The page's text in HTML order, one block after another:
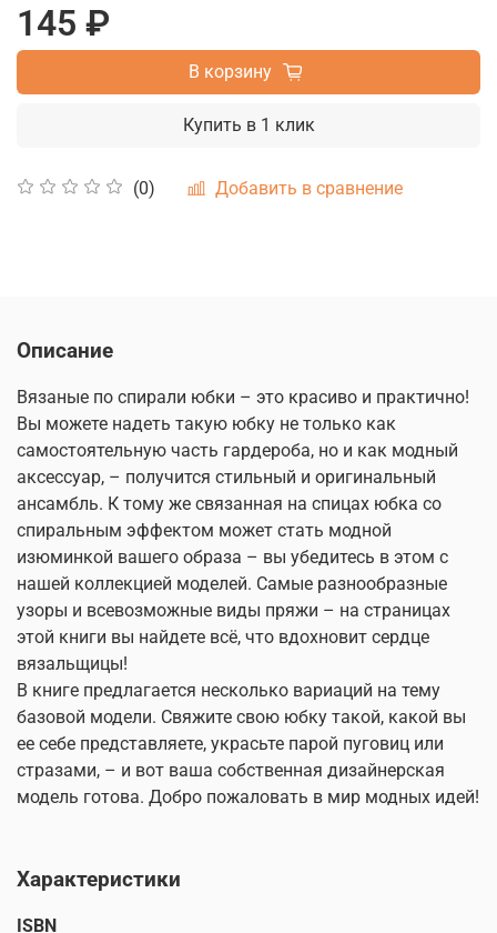
(0) Добавить в сравнение
145 ₽
В корзину
Купить в 1 клик
Описание
Вязаные по спирали юбки – это красиво и практично!
Вы можете надеть такую юбку не только как
самостоятельную часть гардероба, но и как модный
аксессуар, – получится стильный и оригинальный
ансамбль. К тому же связанная на спицах юбка со
спиральным эффектом может стать модной
изюминкой вашего образа – вы убедитесь в этом с
нашей коллекцией моделей. Самые разнообразные
узоры и всевозможные виды пряжи – на страницах
этой книги вы найдете всё, что вдохновит сердце
вязальщицы!
В книге предлагается несколько вариаций на тему
базовой модели. Свяжите свою юбку такой, какой вы
ее себе представляете, украсьте парой пуговиц или
стразами, – и вот ваша собственная дизайнерская
модель готова. Добро пожаловать в мир модных идей!
Характеристики
ISBN